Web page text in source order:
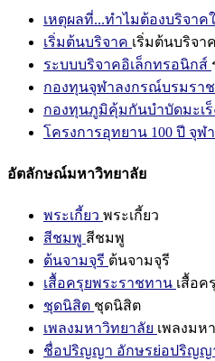
เหตุผลที่...ทำไมต้องบริจาค
เริ่มต้นบริจาค เริ่มต้นบริจาค
ระบบบริจาคอิเล็กทรอนิกส์
กองทุนจุฬาลงกรณ์บรมรา
กองทุนภูมิคุ้มกันบำบัดมะเร็
โครงการอุทยาน 100 ปี จุ
อัตลักษณ์มหาวิทยาลัย
พระเกี้ยว พระเกี้ยว
สีชมพู สีชมพู
ต้นจามจุรี ต้นจามจุรี
เสื้อครุยพระราชทาน เสื้อค
ชุดนิสิต ชุดนิสิต
เพลงมหาวิทยาลัย เพลงมห
ชื่อปริญญา อักษรย่อปริญญ